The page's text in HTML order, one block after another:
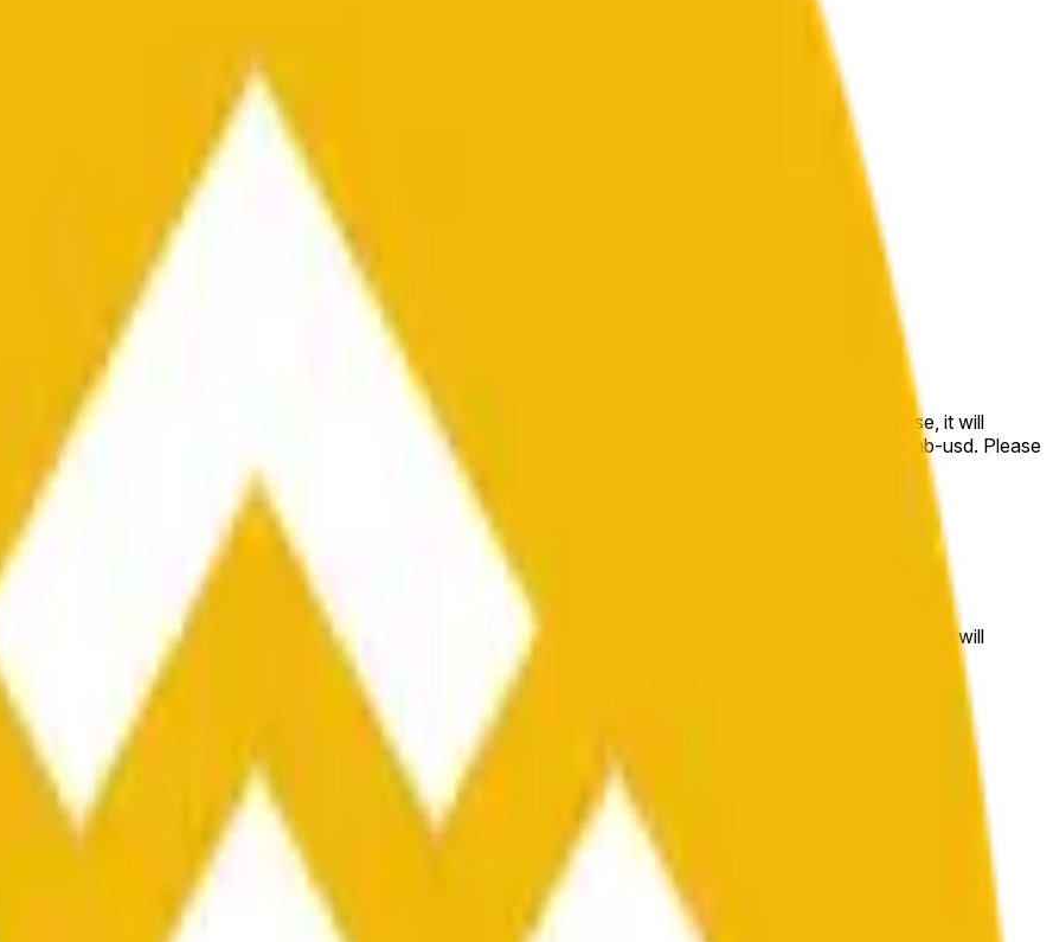
time range specified in the title is greater than or equal to the price at the beginning of that range. Otherwise, it will
from Chainlink, specifically the BNB/USD data stream available at https://data.chain.link/streams/bnb-usd. Please
stream BNB/USD, not according to other sources or spot markets.
time range specified in the title is greater than or equal to the price at the beginning of that range. Otherwise, it will
specifically the BNB/USD data stream available at
https://data.chain.link/streams/bnb-usd
data stream BNB/USD, not according to other sources or spot markets.